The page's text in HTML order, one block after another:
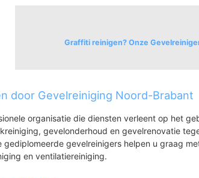
Graffiti reinigen? Onze
Woudrichem binnen de vesting
Woudrichem buiten de vesting
Oudendijk
door Gevelreiniging Noord-Brabant
organisatie die diensten verleent op het
gevelonderhoud en gevelrenovatie
gediplomeerde gevelreinigers helpen u graag
en ventilatiereiniging.